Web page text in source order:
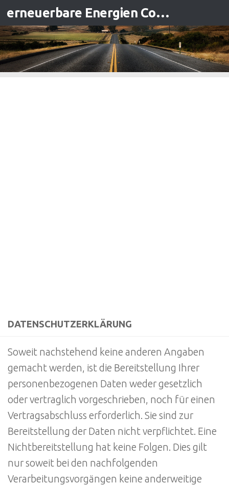
Zum Inhalt springen erneuerbare Energien Contracting
DATENSCHUTZERKLÄRUNG
Soweit nachstehend keine anderen Angaben
gemacht werden, ist die Bereitstellung Ihrer
personenbezogenen Daten weder gesetzlich
oder vertraglich vorgeschrieben, noch für einen
Vertragsabschluss erforderlich. Sie sind zur
Bereitstellung der Daten nicht verpflichtet. Eine
Nichtbereitstellung hat keine Folgen. Dies gilt
nur soweit bei den nachfolgenden
Verarbeitungsvorgängen keine anderweitige